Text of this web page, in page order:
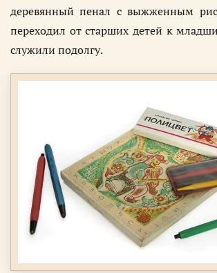
деревянный пенал с выжженным
переходил от старших детей к
служили подолгу.